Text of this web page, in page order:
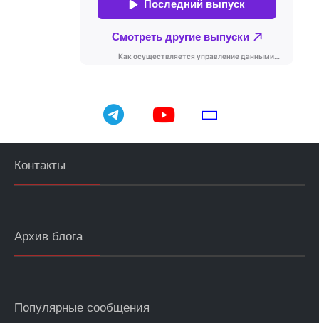
telegram youtube
Контакты
Архив блога
Популярные сообщения